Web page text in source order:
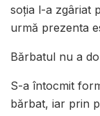
soția l-a zgâriat
urmă prezenta
Bărbatul nu a
S-a întocmit
bărbat, iar prin